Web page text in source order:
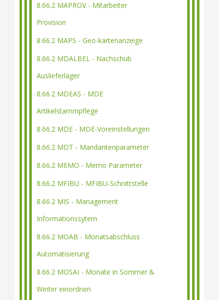
8.66.2 MAPROV - Mitarbeiter
Provision
8.66.2 MAPS - Geo-kartenanzeige
8.66.2 MDALBEL - Nachschub
Auslieferläger
8.66.2 MDEAS - MDE
Artikelstammpflege
8.66.2 MDE - MDE-Voreinstellungen
8.66.2 MDT - Mandantenparameter
8.66.2 MEMO - Memo Parameter
8.66.2 MFIBU - MFIBU-Schnittstelle
8.66.2 MIS - Management
Informationssytem
8.66.2 MOAB - Monatsabschluss
Automatisierung
8.66.2 MOSAI - Monate in Sommer &
Winter einordnen